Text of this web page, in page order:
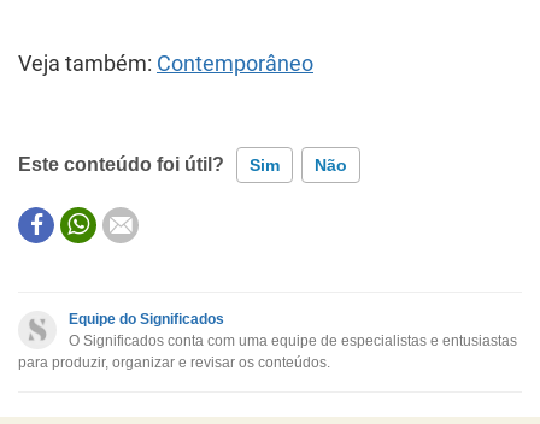
Veja também: Contemporâneo
Este conteúdo foi útil? Sim Não
Este conteúdo não tem a informação que procuro
Outro
Equipe do Significados
O Significados conta com uma equipe de especialistas e entusiastas
para produzir, organizar e revisar os conteúdos.